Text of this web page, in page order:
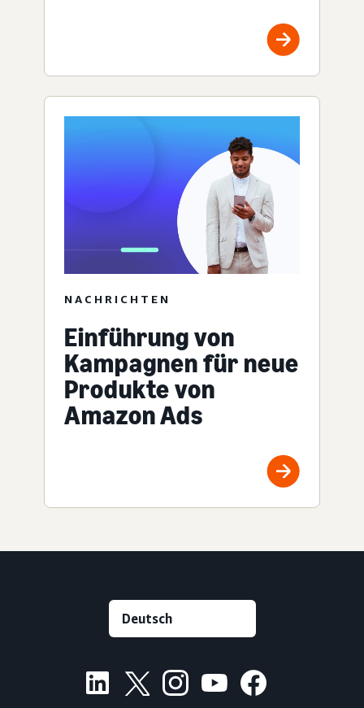
NACHRICHTEN
Einführung von
Kampagnen für neue
Produkte von
Amazon Ads